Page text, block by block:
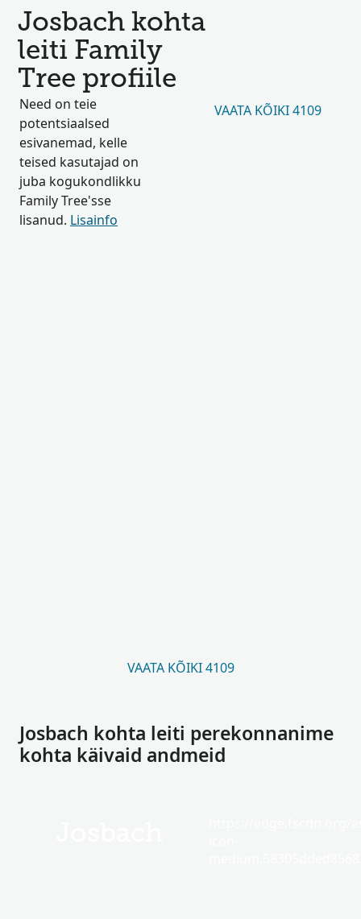
Josbach kohta
leiti Family
Tree profiile
Need on teie
potentsiaalsed
esivanemad, kelle
teised kasutajad on
juba kogukondlikku
Family Tree'sse
lisanud. Lisainfo
VAATA KÕIKI 4109
VAATA KÕIKI 4109
Josbach kohta leiti perekonnanime
kohta käivaid andmeid